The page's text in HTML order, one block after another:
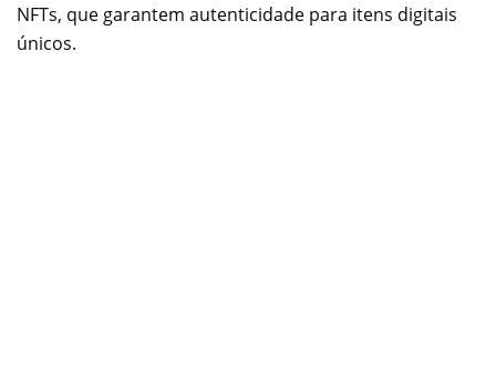
NFTs, que garantem autenticidade para itens digitais
únicos.